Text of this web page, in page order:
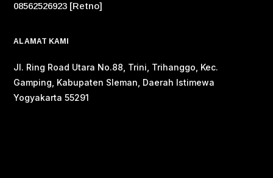
08562526923 [Retno]
ALAMAT KAMI
Jl. Ring Road Utara No.88, Trini, Trihanggo, Kec.
Gamping, Kabupaten Sleman, Daerah Istimewa
Yogyakarta 55291